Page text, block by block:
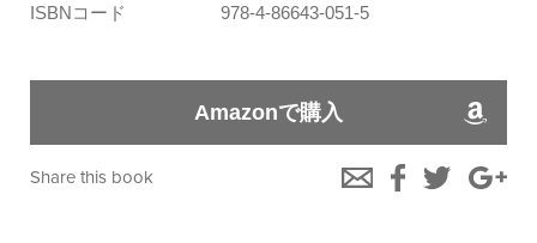
ISBNコード
978-4-86643-051-5
Amazonで購入
Share this book